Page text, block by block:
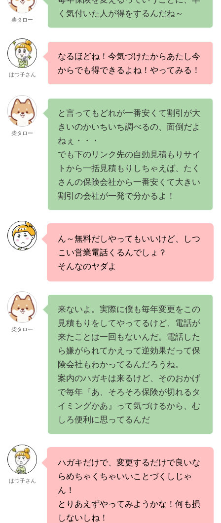
柴タロー
く気付いた人が得をするんだね～
はつ子さん
なるほどね！今気づけたからあたし今
からでも得できるよね！やってみる！
柴タロー
と言ってもどれが一番安くて割引が大
きいのかいちいち調べるの、面倒だよ
ねぇ・・・
でも下のリンク先の自動見積もりサイ
トから一括見積もりしちゃえば、たく
さんの保険会社から一番安くて大きい
割引の会社が一発で分かるよ！
ん～無料だしやってもいいけど、しつ
こい営業電話くるんでしょ？
そんなのヤダよ
柴タロー
来ないよ。実際に僕も毎年変更をこの
見積もりをしてやってるけど、電話が
来たことは一回もないんだ。電話した
ら嫌がられてかえって逆効果だって保
険会社もわかってるんだろうね。
案内のハガキは来るけど、そのおかげ
で毎年『あ、そろそろ保険が切れるタ
イミングかあ』って気づけるから、む
しろ便利に思ってるんだ
はつ子さん
ハガキだけで、変更するだけで良いな
らめちゃくちゃいいことづくしじゃ
ん！
とりあえずやってみようかな！何も損
しないしね！